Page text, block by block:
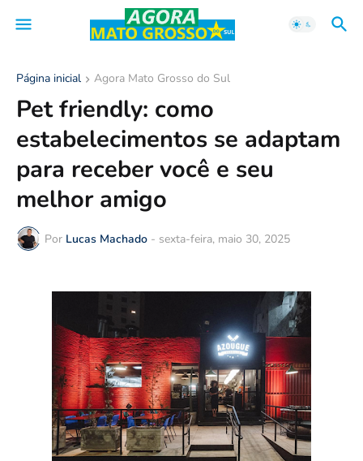
Página inicial Agora Mato Grosso do Sul
Pet friendly: como
estabelecimentos se adaptam
para receber você e seu
melhor amigo
Por Lucas Machado - sexta-feira, maio 30, 2025